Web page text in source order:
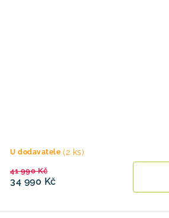
U dodavatele (2 ks)
34 990 Kč
41 990 Kč